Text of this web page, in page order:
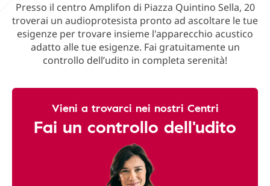
Presso il centro Amplifon di Piazza Quintino Sella, 20
troverai un audioprotesista pronto ad ascoltare le tue
esigenze per trovare insieme l'apparecchio acustico
adatto alle tue esigenze. Fai gratuitamente un
controllo dell’udito in completa serenità!
Vieni a trovarci nei nostri Centri
Fai un controllo dell'udito